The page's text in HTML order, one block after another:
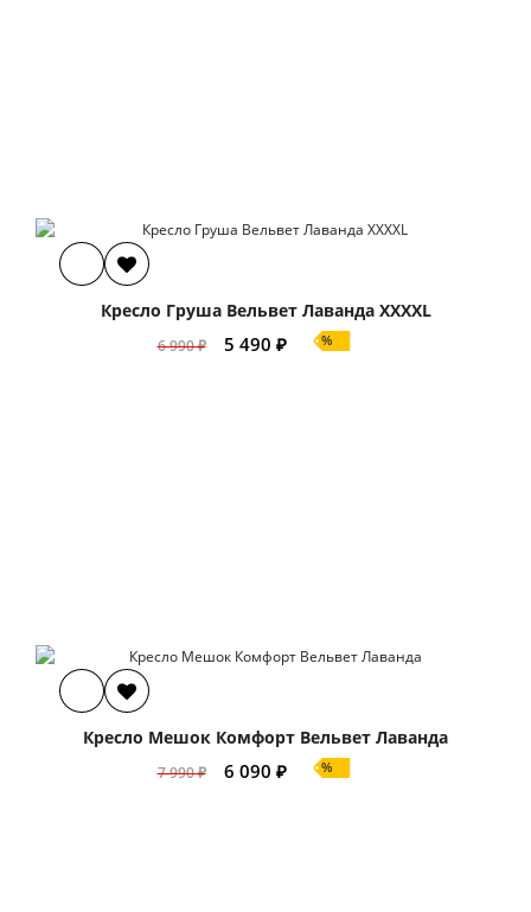
Кресло Груша Вельвет Лаванда XXXXL
6 990 ₽ 5 490 ₽ %
Кресло Мешок Комфорт Вельвет Лаванда
7 990 ₽ 6 090 ₽ %